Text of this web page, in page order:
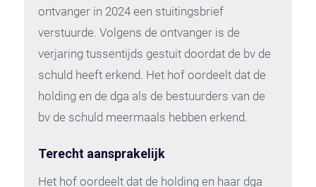
ontvanger in 2024 een stuitingsbrief
verstuurde. Volgens de ontvanger is de
verjaring tussentijds gestuit doordat de bv de
schuld heeft erkend. Het hof oordeelt dat de
holding en de dga als de bestuurders van de
bv de schuld meermaals hebben erkend.
Terecht aansprakelijk
Het hof oordeelt dat de holding en haar dga